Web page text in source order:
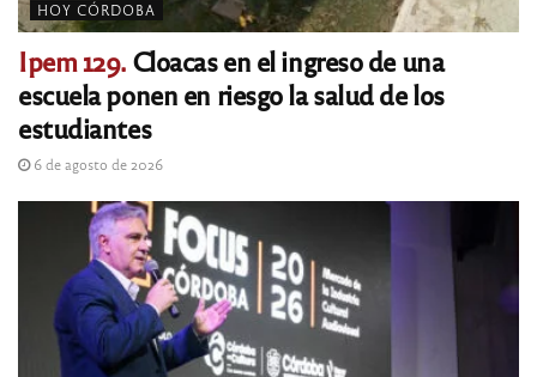
HOY CÓRDOBA
Ipem 129. Cloacas en el ingreso de una
escuela ponen en riesgo la salud de los
estudiantes
6 de agosto de 2026